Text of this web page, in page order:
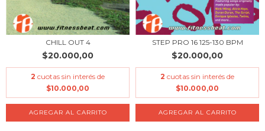
CHILL OUT 4
$20.000,00
2 cuotas sin interés de
$10.000,00
STEP PRO 16 125-130 BPM
$20.000,00
2 cuotas sin interés de
$10.000,00